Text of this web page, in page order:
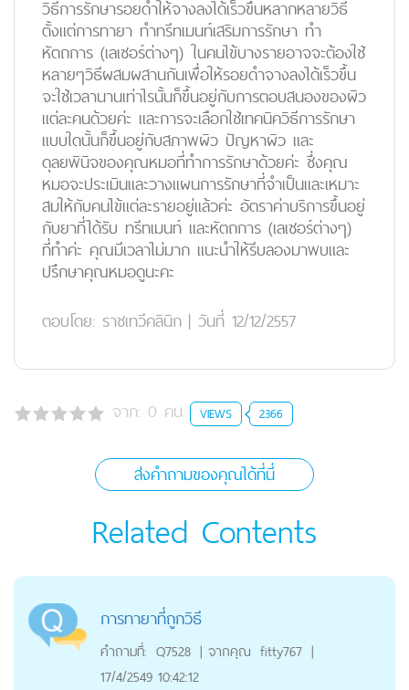
วิธีการรักษารอยดำให้จางลงได้เร็วขึ้นหลากหลายวิธี
ตั้งแต่การทายา ทำทรีทเมนท์เสริมการรักษา ทำ
หัตถการ (เลเซอร์ต่างๆ) ในคนไข้บางรายอาจจะต้องใช้
หลายๆวิธีผสมผสานกันเพื่อให้รอยดำจางลงได้เร็วขึ้น
จะใช้เวลานานเท่าไรนั้นก็ขึ้นอยู่กับการตอบสนองของผิว
แต่ละคนด้วยค่ะ และการจะเลือกใช้เทคนิควิธีการรักษา
แบบใดนั้นก็ขึ้นอยู่กับสภาพผิว ปัญหาผิว และ
ดุลยพินิจของคุณหมอที่ทำการรักษาด้วยค่ะ ซึ่งคุณ
หมอจะประเมินและวางแผนการรักษาที่จำเป็นและเหมาะ
สมให้กับคนไข้แต่ละรายอยู่แล้วค่ะ อัตราค่าบริการขึ้นอยู่
กับยาที่ได้รับ ทรีทเมนท์ และหัตถการ (เลเซอร์ต่างๆ)
ที่ทำค่ะ คุณมีเวลาไม่มาก แนะนำให้รีบลองมาพบและ
ปรึกษาคุณหมอดูนะคะ
ตอบโดย: ราชเทวีคลินิก | วันที่ 12/12/2557
จาก: 0 คน VIEWS 2366
ส่งคำถามของคุณได้ที่นี่
Related Contents
การทายาที่ถูกวิธี
คำถามที่: Q7528 | จากคุณ fitty767 |
17/4/2549 10:42:12